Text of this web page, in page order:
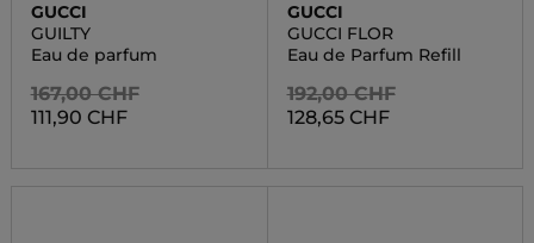
GUCCI
GUILTY
Eau de parfum
167,00 CHF
111,90 CHF
GUCCI
GUCCI FLOR
Eau de Parfum Refill
192,00 CHF
128,65 CHF